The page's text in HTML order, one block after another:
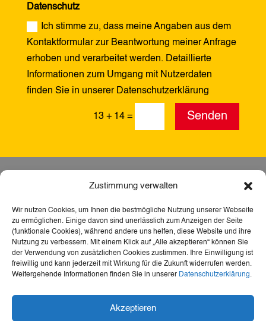
Zustimmung verwalten
Wir nutzen Cookies, um Ihnen die bestmögliche Nutzung unserer Webseite
zu ermöglichen. Einige davon sind unerlässlich zum Anzeigen der Seite
(funktionale Cookies), während andere uns helfen, diese Website und ihre
Nutzung zu verbessern. Mit einem Klick auf „Alle akzeptieren“ können Sie
der Verwendung von zusätzlichen Cookies zustimmen. Ihre Einwilligung ist
freiwillig und kann jederzeit mit Wirkung für die Zukunft widerrufen werden.
Weitergehende Informationen finden Sie in unserer Datenschutzerklärung.
Akzeptieren
Datenschutz
Ich stimme zu, dass meine Angaben aus dem
Kontaktformular zur Beantwortung meiner Anfrage
erhoben und verarbeitet werden. Detaillierte
Informationen zum Umgang mit Nutzerdaten
finden Sie in unserer Datenschutzerklärung
13 + 14 = Senden
Webseite barrierefrei – für mehr Teilhabe,